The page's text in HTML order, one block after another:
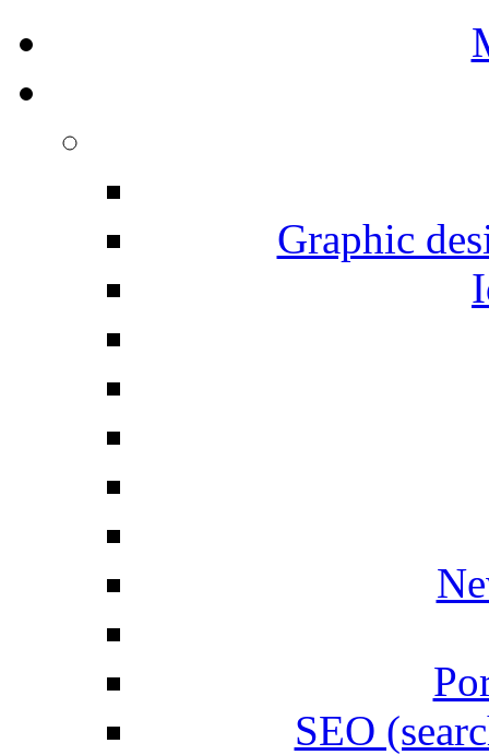
Graphic
SEO